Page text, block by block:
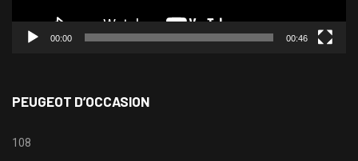
00:00 00:46
PEUGEOT D’OCCASION
108